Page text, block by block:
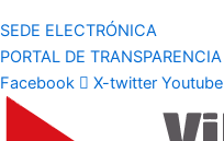
SEDE ELECTRÓNICA
PORTAL DE TRANSPARENCIA
Facebook
X-twitter Youtube